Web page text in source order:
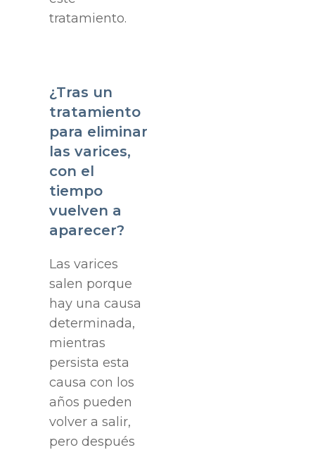
tratamiento.
¿Tras un
tratamiento
para eliminar
las varices,
con el
tiempo
vuelven a
aparecer?
Las varices
salen porque
hay una causa
determinada,
mientras
persista esta
causa con los
años pueden
volver a salir,
pero después